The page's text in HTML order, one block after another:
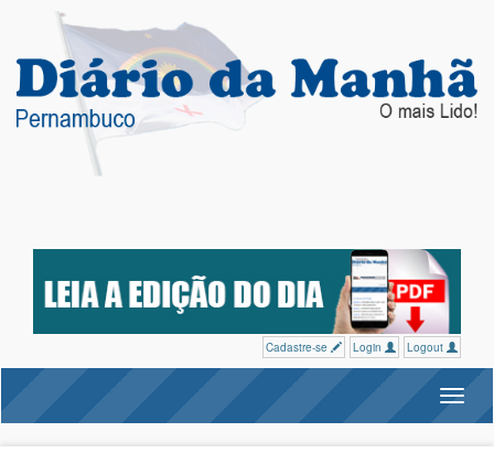
Cadastre-se Login Logout